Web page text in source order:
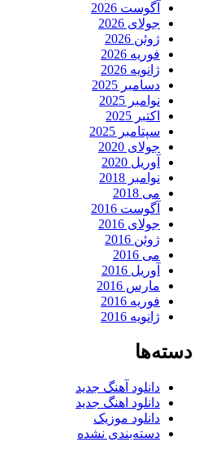
آگوست 2026
جولای 2026
ژوئن 2026
فوریه 2026
ژانویه 2026
دسامبر 2025
نوامبر 2025
اکتبر 2025
سپتامبر 2025
جولای 2020
آوریل 2020
نوامبر 2018
می 2018
آگوست 2016
جولای 2016
ژوئن 2016
می 2016
آوریل 2016
مارس 2016
فوریه 2016
ژانویه 2016
دسته‌ها
دانلود آهنگ جدید
دانلود اهنگ جدید
دانلود موزیک
دسته‌بندی نشده